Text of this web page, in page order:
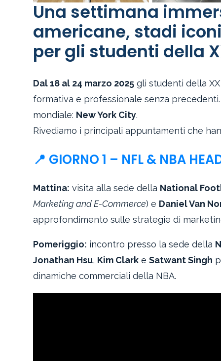
Una settimana
americane, stadi
per gli studenti della
Dal 18 al 24 marzo 2025 gli studenti della
formativa e professionale senza
mondiale: New York City.
Rivediamo i principali appuntamenti che
📍 GIORNO 1 – NFL & NBA
Mattina: visita alla sede della National
Marketing and E-Commerce) e Daniel Van
approfondimento sulle strategie di
Pomeriggio: incontro presso la sede della
Jonathan Hsu, Kim Clark eSatwant Singh
dinamiche commerciali della NBA.